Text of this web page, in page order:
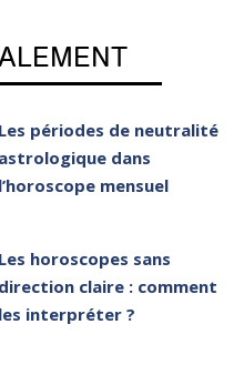
Les périodes de neutralité
astrologique dans
l’horoscope mensuel
Les horoscopes sans
direction claire : comment
les interpréter ?